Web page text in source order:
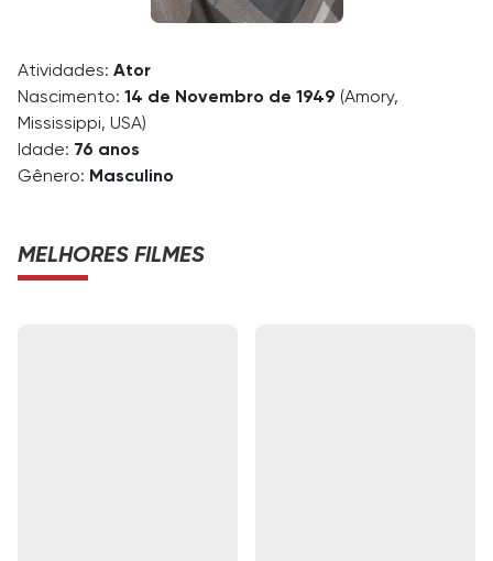
Atividades: Ator
Nascimento: 14 de Novembro de 1949 (Amory,
Mississippi, USA)
Idade: 76 anos
Gênero: Masculino
MELHORES FILMES